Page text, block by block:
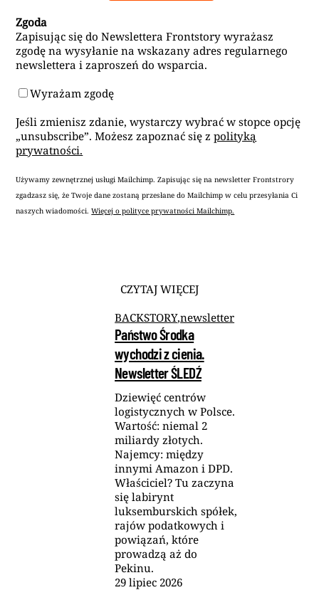
Zgoda
Zapisując się do Newslettera Frontstory wyrażasz
zgodę na wysyłanie na wskazany adres regularnego
newslettera i zaproszeń do wsparcia.
Wyrażam zgodę
Jeśli zmienisz zdanie, wystarczy wybrać w stopce opcję
„unsubscribe”. Możesz zapoznać się zpolityką
prywatności.
Używamy zewnętrznej usługi Mailchimp. Zapisując się na newsletter Frontstrory
zgadzasz się, że Twoje dane zostaną przesłane do Mailchimp w celu przesyłania Ci
naszych wiadomości.Więcej o polityce prywatności Mailchimp.
CZYTAJ WIĘCEJ
BACKSTORY,newsletter
Państwo Środka
wychodzi z cienia.
Newsletter ŚLEDŹ
Dziewięć centrów
logistycznych w Polsce.
Wartość: niemal 2
miliardy złotych.
Najemcy: między
innymi Amazon i DPD.
Właściciel? Tu zaczyna
się labirynt
luksemburskich spółek,
rajów podatkowych i
powiązań, które
prowadzą aż do
Pekinu.
29 lipiec 2026